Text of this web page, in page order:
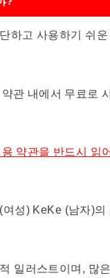
하고 사용하기 쉬
관 내에서 무료로
약관을 반드시 읽
성) KeKe (남자)의
일러스트이며, 많